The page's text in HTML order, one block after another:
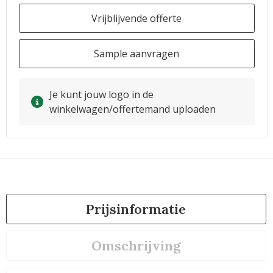
Vrijblijvende offerte
Sample aanvragen
Je kunt jouw logo in de
winkelwagen/offertemand uploaden
Prijsinformatie
Omschrijving